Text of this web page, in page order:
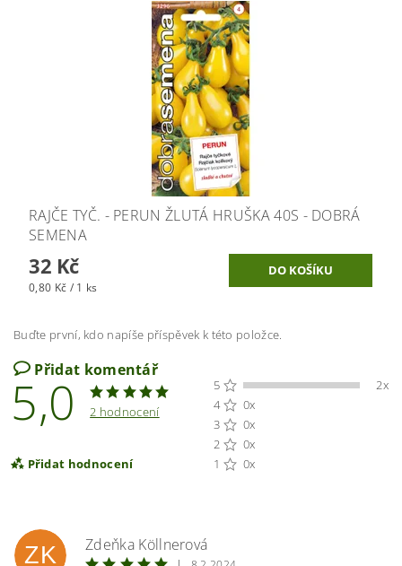
RAJČE TYČ. - PERUN ŽLUTÁ HRUŠKA 40S - DOBRÁ
SEMENA
32 Kč
0,80 Kč / 1 ks
Buďte první, kdo napíše příspěvek k této položce.
Přidat komentář
5,0 2 hodnocení
Přidat hodnocení
5
2x
4
0x
3
0x
2
0x
1
0x
ZK
Zdeňka Köllnerová